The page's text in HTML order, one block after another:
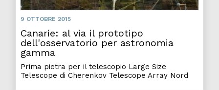
9 OTTOBRE 2015
Canarie: al via il prototipo
dell'osservatorio per astronomia
gamma
Prima pietra per il telescopio Large Size
Telescope di Cherenkov Telescope Array Nord